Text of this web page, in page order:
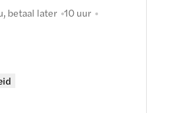
betaal later 10 uur